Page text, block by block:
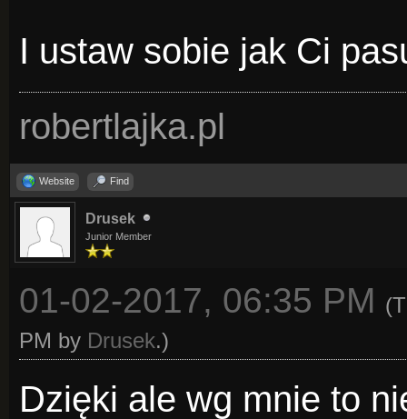
I ustaw sobie jak Ci
robertlajka.pl
Website Find
Drusek
Junior Member
01-02-2017, 06:35 PM
PM by Drusek.)
Dzięki ale wg mnie to